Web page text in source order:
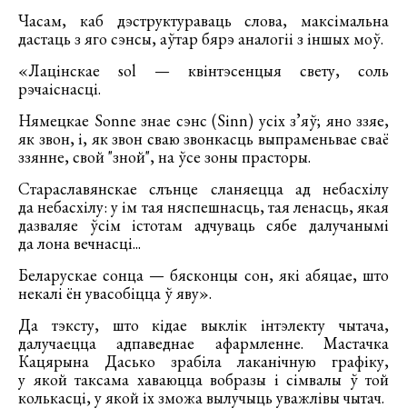
Часам, каб дэструктураваць слова, максімальна
дастаць з яго сэнсы, аўтар бярэ аналогіі з іншых моў.
«Лацінскае sol — квінтэсенцыя свету, соль
рэчаіснасці.
Нямецкае Sonne знае сэнс (Sіnn) усіх з’яў; яно ззяе,
як звон, і, як звон сваю звонкасць выпраменьвае сваё
ззянне, свой "зной", на ўсе зоны прасторы.
Стараславянскае слънце сланяецца ад небасхілу
да небасхілу: у ім тая няспешнасць, тая ленасць, якая
дазваляе ўсім істотам адчуваць сябе далучанымі
да лона вечнасці...
Беларускае сонца — бясконцы сон, які абяцае, што
некалі ён увасобіцца ў яву».
Да тэксту, што кідае выклік інтэлекту чытача,
далучаецца адпаведнае афармленне. Мастачка
Кацярына Дасько зрабіла лаканічную графіку,
у якой таксама хаваюцца вобразы і сімвалы ў той
колькасці, у якой іх зможа вылучыць уважлівы чытач.